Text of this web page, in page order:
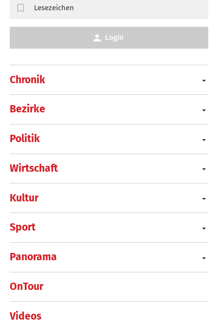
Chronik
Bezirke
Politik
Wirtschaft
Kultur
Sport
Panorama
OnTour
Videos
Lesezeichen
Login